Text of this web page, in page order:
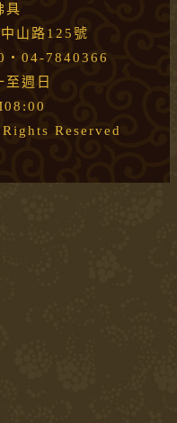
具
山路125號
・04-7840366
至週日
Reserved